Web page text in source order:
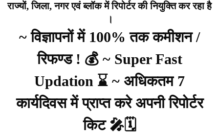
राज्यों, जिला, नगर एवं ब्लॉक में रिपोर्टर की नियुक्ति कर रहा है
।
~ विज्ञापनों में 100% तक कमीशन /
रिफण्ड ! 💰 ~ Super Fast
Updation ⌛ ~ अधिकतम 7
कार्यदिवस में प्राप्त करे अपनी रिपोर्टर
किट 🎤🗓️